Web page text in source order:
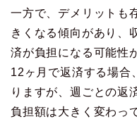
一方で、デメリットも
きくなる傾向があり、
済が負担になる可能性
12ヶ月で返済する場合
りますが、週ごとの返
負担額は大きく変わっ